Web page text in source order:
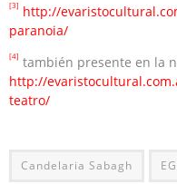
[3] http://
paranoia/
[4] también presente en la
http://
teatro/
Candelaria Sabagh